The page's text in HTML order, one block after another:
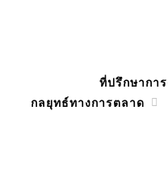
ที่ปรึกษากา
กลยุทธ์ทางการตลาด